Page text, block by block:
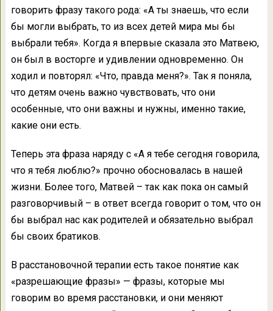
говорить фразу такого рода: «А ты знаешь, что если
бы могли выбрать, то из всех детей мира мы бы
выбрали тебя». Когда я впервые сказала это Матвею,
он был в восторге и удивлении одновременно. Он
ходил и повторял: «Что, правда меня?». Так я поняла,
что детям очень важно чувствовать, что они
особенные, что они важны и нужны, именно такие,
какие они есть.
Теперь эта фраза наряду с «А я тебе сегодня говорила,
что я тебя люблю?» прочно обосновалась в нашей
жизни. Более того, Матвей – так как пока он самый
разговорчивый – в ответ всегда говорит о том, что он
бы выбрал нас как родителей и обязательно выбрал
бы своих братиков.
В расстановочной терапии есть такое понятие как
«разрешающие фразы» — фразы, которые мы
говорим во время расстановки, и они меняют